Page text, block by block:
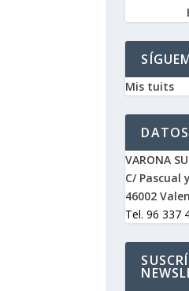
Mis tuits
VARONA
C/ Pascual
46002
Tel. 96 337